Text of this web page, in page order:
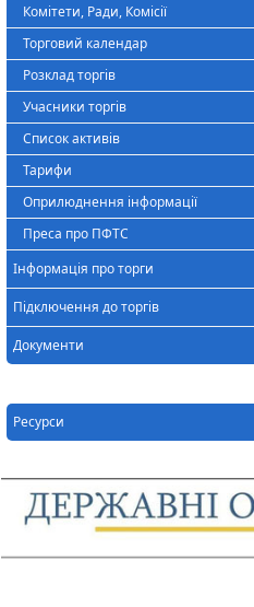
Комітети, Ради, Комісії
Торговий календар
Розклад торгів
Учасники торгів
Список активів
Тарифи
Оприлюднення інформації
Преса про ПФТС
Інформація про торги
Підключення до торгів
Документи
Ресурси